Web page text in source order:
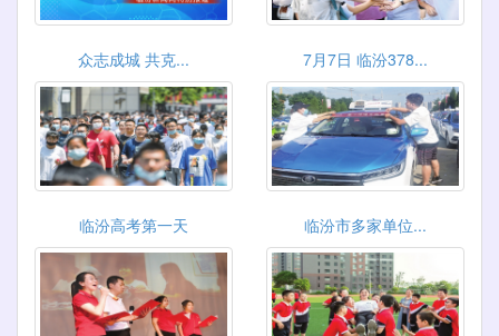
众志成城 共克... 7月7日 临汾378...
临汾高考第一天 临汾市多家单位...